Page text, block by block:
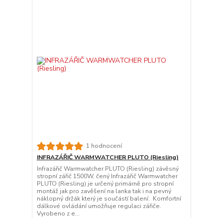
1 hodnocení
INFRAZÁŘIČ WARMWATCHER PLUTO (Riesling)
Infrazářič Warmwatcher PLUTO (Riesling) závěsný
stropní zářič 1500W, čený Infrazářič Warmwatcher
PLUTO (Riesling) je určený primárně pro stropní
montáž jak pro zavěšení na lanka tak i na pevný
náklopný držák který je součástí balení. Komfortní
dálkové ovládání umožňuje regulaci zářiče.
Vyrobeno z e...